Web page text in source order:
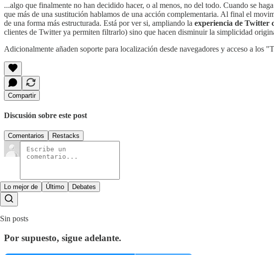
...algo que finalmente no han decidido hacer, o al menos, no del todo. Cuando se
que más de una sustitución hablamos de una acción complementaria. Al final el
de una forma más estructurada. Está por ver si, ampliando la experiencia de Twitter
clientes de Twitter ya permiten filtrarlo) sino que hacen disminuir la simplicidad
Adicionalmente añaden soporte para localización desde navegadores y acceso a los
Compartir
Discusión sobre este post
Comentarios Restacks
Lo mejor de Último Debates
Sin posts
Por supuesto, sigue adelante.